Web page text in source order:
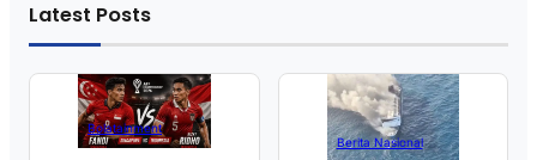
Latest Posts
Bolatainment
Berita Nasional